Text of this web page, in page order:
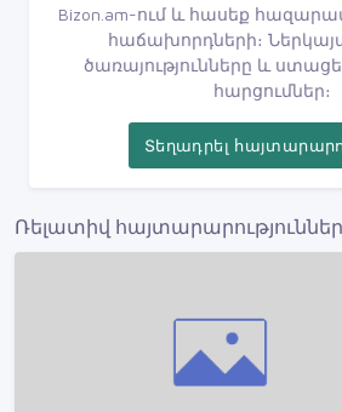
Bizon.am-ում և հասեք
հաճախորդների։
ծառայությունները և
հարցումներ։
Տեղադրել
Ռելատիվ հայտարարություններ